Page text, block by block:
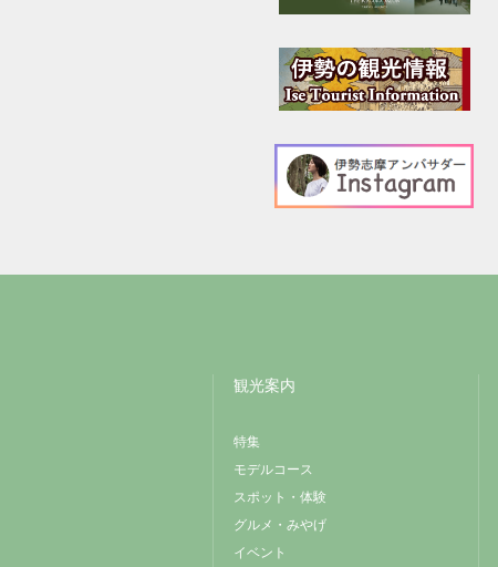
観光案内
特集
モデルコース
スポット・体験
グルメ・みやげ
イベント